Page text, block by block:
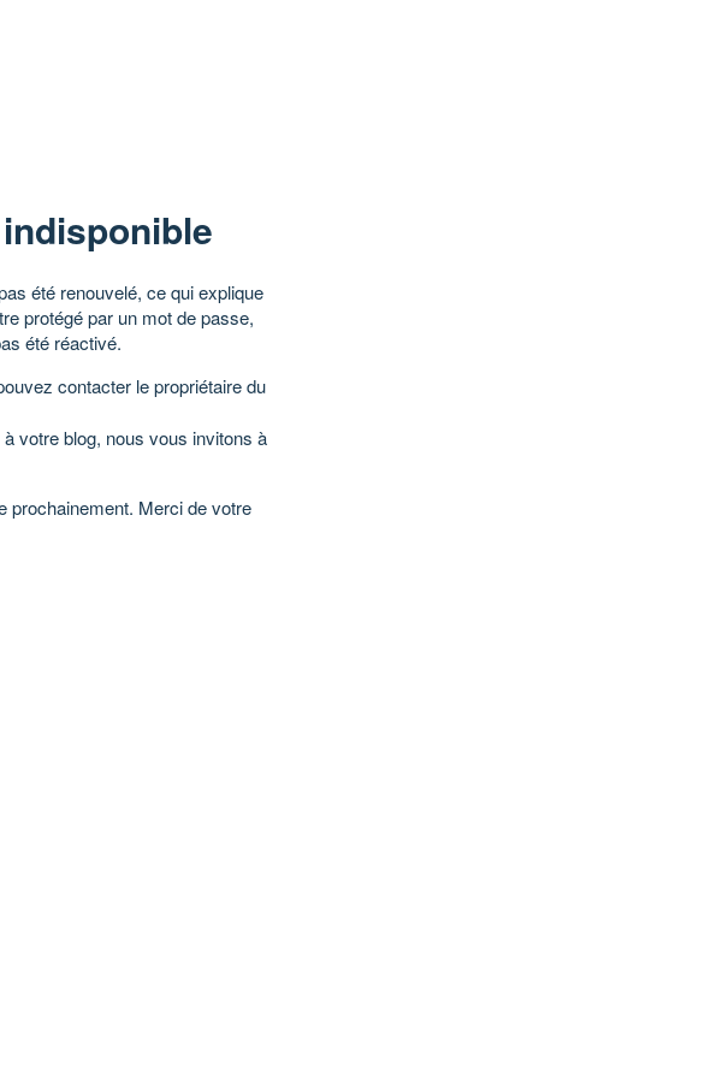
été renouvelé, ce qui explique
protégé par un mot de passe,
été réactivé.
contacter le propriétaire du
votre blog, nous vous invitons à
prochainement. Merci de votre